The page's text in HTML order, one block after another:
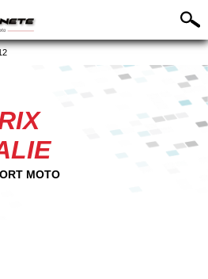
MOTO